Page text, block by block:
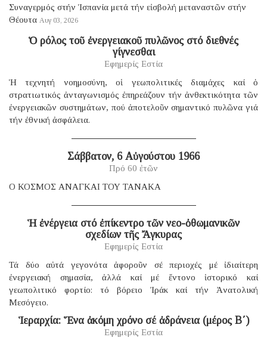
Συναγερμός στήν Ἱσπανία μετά τήν εἰσβολή μεταναστῶν στήν
Θέουτα Αυγ 03, 2026
Ὁ ρόλος τοῦ ἐνεργειακοῦ πυλῶνος στό διεθνές
γίγνεσθαι
Εφημερίς Εστία
Ἡ τεχνητή νοημοσύνη, οἱ γεωπολιτικές διαμάχες καί ὁ
στρατιωτικός ἀνταγωνισμός ἐπηρεάζουν τήν ἀνθεκτικότητα τῶν
ἐνεργειακῶν συστημάτων, πού ἀποτελοῦν σημαντικό πυλῶνα γιά
τήν ἐθνική ἀσφάλεια.
Σάββατον, 6 Αὐγούστου 1966
Πρό 60 ἐτῶν
Ο ΚΟΣΜΟΣ ΑΝΑΓΚΑΙ ΤΟΥ ΤΑΝΑΚΑ
Ἡ ἐνέργεια στό ἐπίκεντρο τῶν νεο-ὀθωμανικῶν
σχεδίων τῆς Ἄγκυρας
Εφημερίς Εστία
Τά δύο αὐτά γεγονότα ἀφοροῦν σέ περιοχές μέ ἰδιαίτερη
ἐνεργειακή σημασία, ἀλλά καί μέ ἔντονο ἱστορικό καί
γεωπολιτικό φορτίο: τό βόρειο Ἰράκ καί τήν Ἀνατολική
Μεσόγειο.
Ἱεραρχία: Ἕνα ἀκόμη χρόνο σέ ἀδράνεια (μέρος B΄)
Εφημερίς Εστία